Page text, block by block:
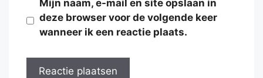
Mijn naam, e-mail en site opslaan in
deze browser voor de volgende keer
wanneer ik een reactie plaats.